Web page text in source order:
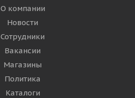
О компании
Новости
Сотрудники
Вакансии
Магазины
Политика
Каталоги